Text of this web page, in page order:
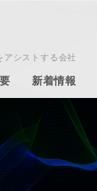
シストする会社
新着情報